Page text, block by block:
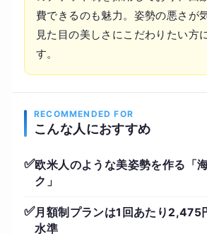
費できるのも魅力。姿勢の悪さが
見た目の美しさにこだわりたい方
す。
RECOMMENDED FOR
こんな人におすすめ
✅欧米人のような美姿勢を作る「
ク」
✅月額制プランは1回あたり2,475
水準